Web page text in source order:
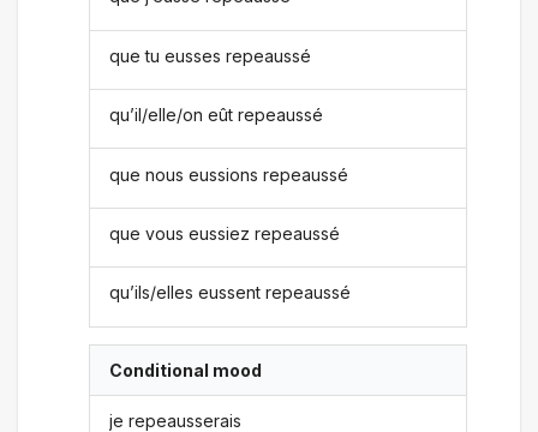
que tu eusses repeaussé
qu’il/elle/on eût repeaussé
que nous eussions repeaussé
que vous eussiez repeaussé
qu’ils/elles eussent repeaussé
Conditional mood
je repeausserais